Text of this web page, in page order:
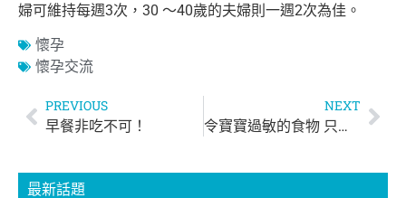
婦可維持每週3次，30 ～40歲的夫婦則一週2次為佳。
懷孕
懷孕交流
PREVIOUS
早餐非吃不可！
NEXT
令寶寶過敏的食物 只可一不可再？
最新話題